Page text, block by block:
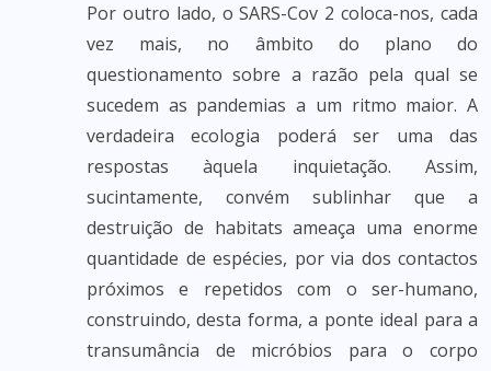
Por outro lado, o SARS-Cov 2 coloca-nos, cada
vez mais, no âmbito do plano do
questionamento sobre a razão pela qual se
sucedem as pandemias a um ritmo maior. A
verdadeira ecologia poderá ser uma das
respostas àquela inquietação. Assim,
sucintamente, convém sublinhar que a
destruição de habitats ameaça uma enorme
quantidade de espécies, por via dos contactos
próximos e repetidos com o ser-humano,
construindo, desta forma, a ponte ideal para a
transumância de micróbios para o corpo